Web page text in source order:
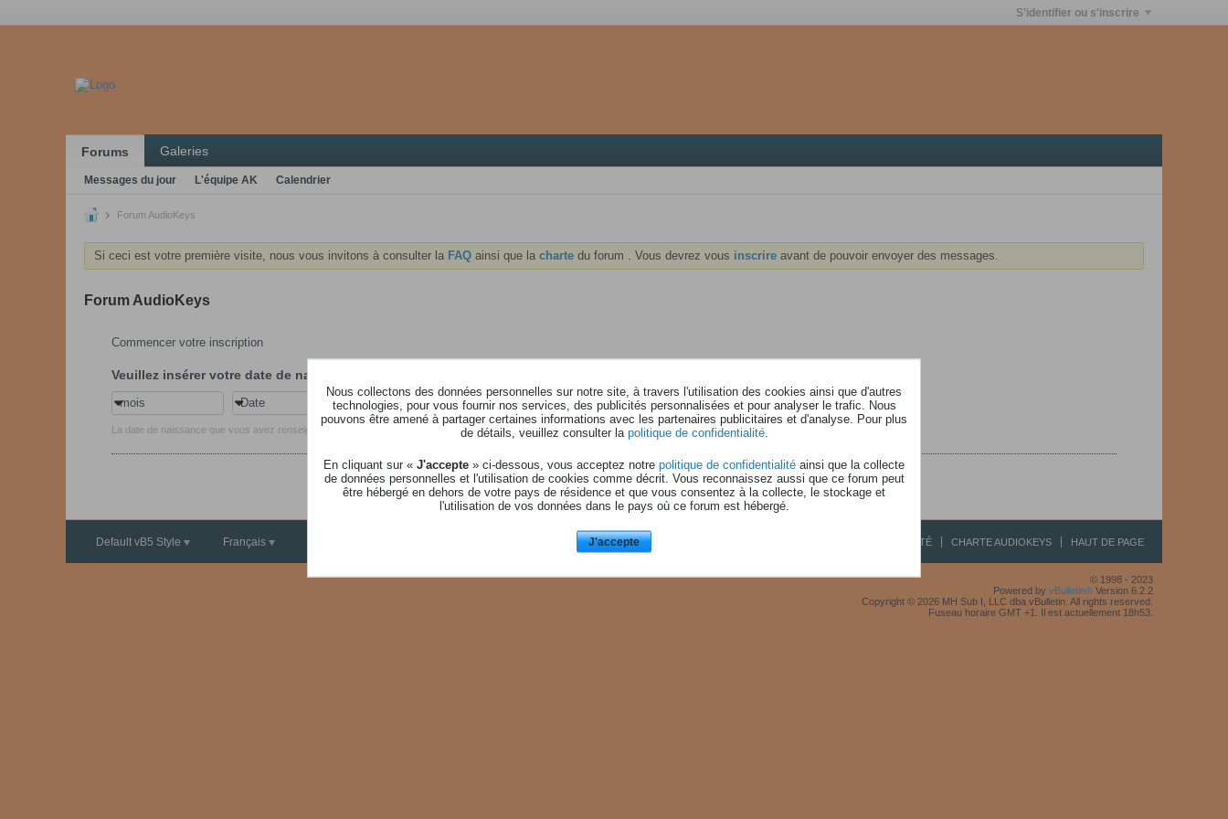
S'identifier ou s'inscrire
Forums Galeries
Messages du jour L'équipe AK Calendrier
Forum AudioKeys
Si ceci est votre première visite, nous vous invitons à consulter la FAQ ainsi que la charte du forum . Vous devrez vous inscrire avant de pouvoir envoyer des messages.
Forum AudioKeys
Commencer votre inscription
Veuillez insérer votre date de naissance
mois Date année
La date de naissance que vous avez renseigné ne peut pas être une date dans le futur. Soyez certain d'avoir inséré votre date de naissance correctement !
Default vB5 Style Français CONFIDENTIALITÉ CHARTE AUDIOKEYS HAUT DE PAGE
© 1998 - 2023
Powered by vBulletin® Version 6.2.2
Copyright © 2026 MH Sub I, LLC dba vBulletin. All rights reserved.
Fuseau horaire GMT +1. Il est actuellement 18h53.
Nous collectons des données personnelles sur notre site, à travers l'utilisation des cookies ainsi que d'autres
technologies, pour vous fournir nos services, des publicités personnalisées et pour analyser le trafic. Nous
pouvons être amené à partager certaines informations avec les partenaires publicitaires et d'analyse. Pour plus
de détails, veuillez consulter la politique de confidentialité.
En cliquant sur « J'accepte » ci-dessous, vous acceptez notre politique de confidentialité ainsi que la collecte
de données personnelles et l'utilisation de cookies comme décrit. Vous reconnaissez aussi que ce forum peut
être hébergé en dehors de votre pays de résidence et que vous consentez à la collecte, le stockage et
l'utilisation de vos données dans le pays où ce forum est hébergé.
J'accepte